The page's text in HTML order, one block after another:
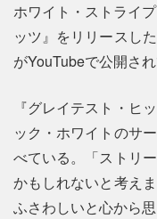
ホワイト・ストライ
ッツ』をリリースし
がYouTubeで公開され
『グレイテスト・ヒ
ック・ホワイトのサ
べている。「ストリ
かもしれないと考え
ふさわしいと心から